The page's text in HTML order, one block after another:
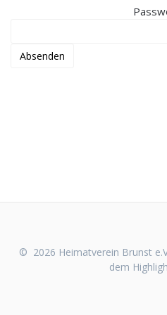
© 2026 Heimatverein Brunst
dem